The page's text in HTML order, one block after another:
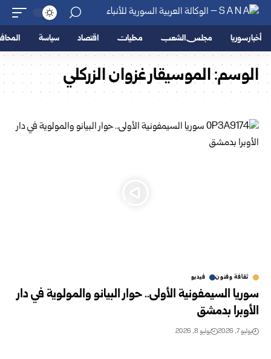
أخبار سوريا مجلس الشعب محليات اقتصاد سياسة
الوسم:الموسيقار غزوان الزركلي
ثقافة وفنون فيديو
سوريا السيمفونية الأولى.. حوار البيانو والمولوية في ‏دار
الأوبرا بدمشق
يوليو 7, 2026 يوليو 8, 2026